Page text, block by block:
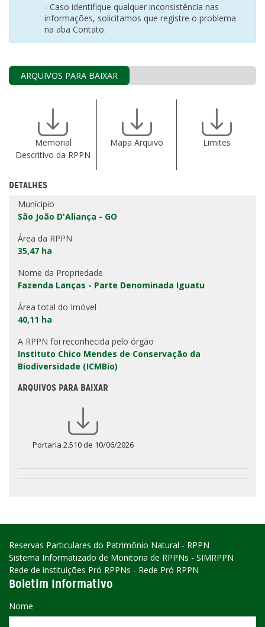
- Caso identifique qualquer inconsistência nas
informações, solicitamos que registre o problema
na aba Contato.
ARQUIVOS PARA BAIXAR
Memorial
Descritivo da RPPN
Mapa Arquivo Limites
DETALHES
Munícipio
São João D'Aliança - GO
Área da RPPN
35,47 ha
Nome da Propriedade
Fazenda Lanças - Parte Denominada Iguatu
Área total do Imóvel
40,11 ha
A RPPN foi reconhecida pelo órgão
Instituto Chico Mendes de Conservação da
Biodiversidade (ICMBio)
ARQUIVOS PARA BAIXAR
Portaria 2.510 de 10/06/2026
Reservas Particulares do Patrimônio Natural - RPPN
Sistema Informatizado de Monitoria de RPPNs - SIMRPPN
Rede de instituições Pró RPPNs - Rede Pró RPPN
Boletim Informativo
Nome